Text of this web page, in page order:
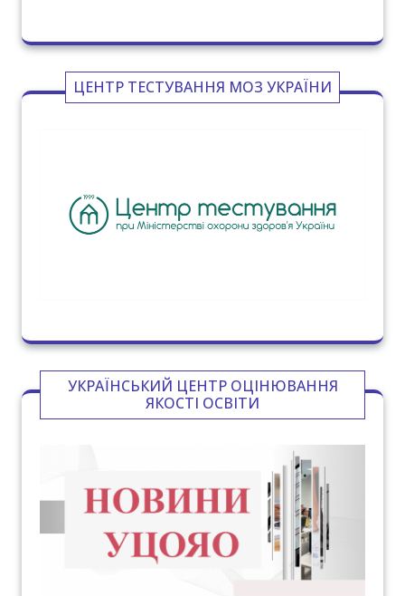
ЦЕНТР ТЕСТУВАННЯ МОЗ УКРАЇНИ
УКРАЇНСЬКИЙ ЦЕНТР ОЦІНЮВАННЯ
ЯКОСТІ ОСВІТИ